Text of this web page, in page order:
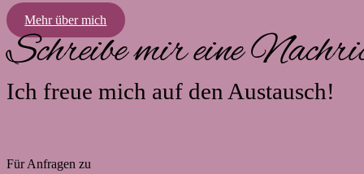
Mehr über mich
Schreibe mir eine
Ich freue mich auf den Austausch!
Für Anfragen zu